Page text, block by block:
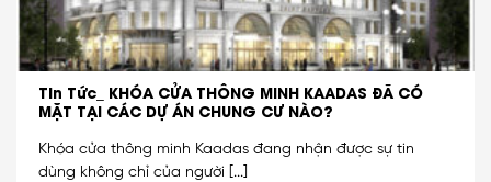
Tin Tức_ KHÓA CỬA THÔNG MINH KAADAS ĐÃ CÓ
MẶT TẠI CÁC DỰ ÁN CHUNG CƯ NÀO?
Khóa cửa thông minh Kaadas đang nhận được sự tin
dùng không chỉ của người [...]